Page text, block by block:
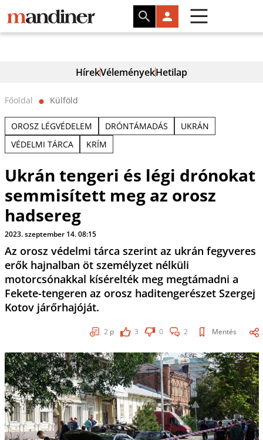
HírekVéleményekHetilap
Főoldal ⬤ Külföld
OROSZ LÉGVÉDELEM DRÓNTÁMADÁS
UKRÁN
VÉDELMI TÁRCA
KRÍM
Ukrán tengeri és légi drónokat
semmisített meg az orosz
hadsereg
2023. szeptember 14. 08:15
Az orosz védelmi tárca szerint az ukrán fegyveres
erők hajnalban öt személyzet nélküli
motorcsónakkal kísérelték meg megtámadni a
Fekete-tengeren az orosz haditengerészet Szergej
Kotov járőrhajóját.
2 p 3 0 2 Mentés